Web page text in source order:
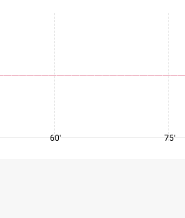
60' 75'